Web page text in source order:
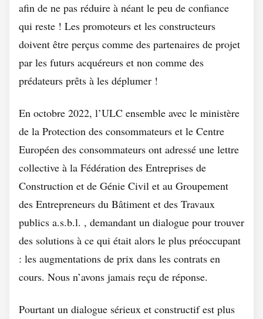
afin de ne pas réduire à néant le peu de confiance
qui reste ! Les promoteurs et les constructeurs
doivent être perçus comme des partenaires de projet
par les futurs acquéreurs et non comme des
prédateurs prêts à les déplumer !
En octobre 2022, l’ULC ensemble avec le ministère
de la Protection des consommateurs et le Centre
Européen des consommateurs ont adressé une lettre
collective à la Fédération des Entreprises de
Construction et de Génie Civil et au Groupement
des Entrepreneurs du Bâtiment et des Travaux
publics a.s.b.l. , demandant un dialogue pour trouver
des solutions à ce qui était alors le plus préoccupant
: les augmentations de prix dans les contrats en
cours. Nous n’avons jamais reçu de réponse.
Pourtant un dialogue sérieux et constructif est plus